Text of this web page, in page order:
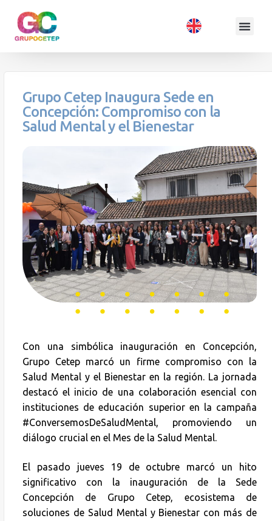
Grupo Cetep Inaugura Sede en
Concepción: Compromiso con la
Salud Mental y el Bienestar
Con una simbólica inauguración en Concepción,
Grupo Cetep marcó un firme compromiso con la
Salud Mental y el Bienestar en la región. La jornada
destacó el inicio de una colaboración esencial con
instituciones de educación superior en la campaña
#ConversemosDeSaludMental, promoviendo un
diálogo crucial en el Mes de la Salud Mental.
El pasado jueves 19 de octubre marcó un hito
significativo con la inauguración de la Sede
Concepción de Grupo Cetep, ecosistema de
soluciones de Salud Mental y Bienestar con más de